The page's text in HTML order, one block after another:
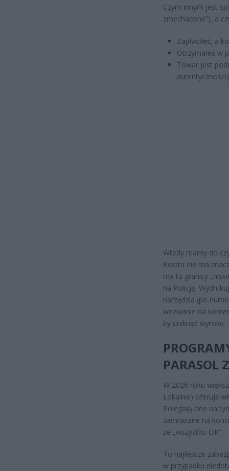
Czym innym jest
zmechacone”), a
Zapłaciłeś, a
Otrzymałeś w
Towar jest
Wtedy mamy do
Kwota nie ma
ma tu granicy
na Policję.
narzędzia (po
wezwanie na
by uniknąć wyroku.
PARASOL
W 2026 roku
Lokalnie) oferuje
Polegają one na
zamrażane na
że „wszystko OK”.
To najlepsze
w przypadku